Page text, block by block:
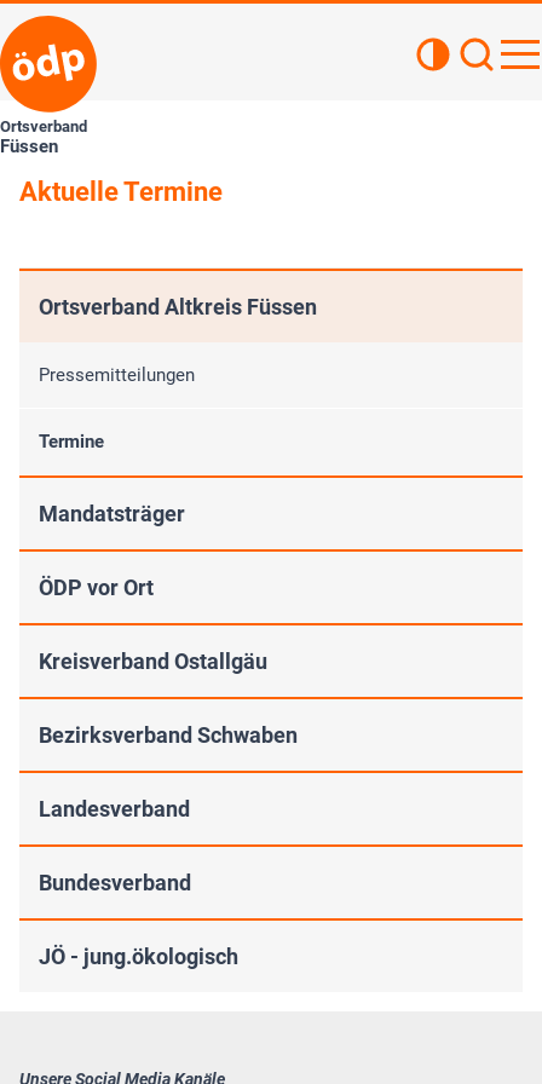
Ortsverband
Füssen
Aktuelle Termine
Ortsverband Altkreis Füssen
Pressemitteilungen
Termine
Mandatsträger
ÖDP vor Ort
Kreisverband Ostallgäu
Bezirksverband Schwaben
Landesverband
Bundesverband
JÖ - jung.ökologisch
Unsere Social Media Kanäle